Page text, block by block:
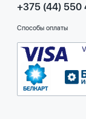
+375 (44) 550
Способы оплаты